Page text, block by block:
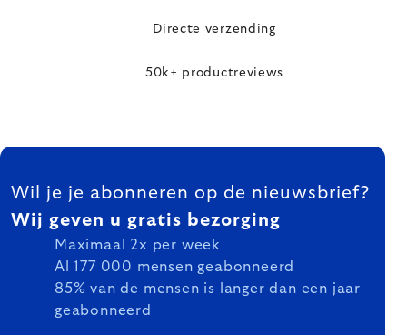
Directe verzending
50k+ productreviews
FOOTER
Wil je je abonneren op de nieuwsbrief?
Wij geven u gratis bezorging
Maximaal 2x per week
Al 177 000 mensen geabonneerd
85% van de mensen is langer dan een jaar
geabonneerd